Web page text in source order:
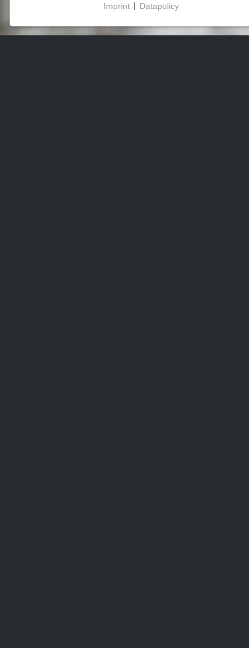
Эти файлы cookie обеспечивают базовую
Imprint | Datapolicy